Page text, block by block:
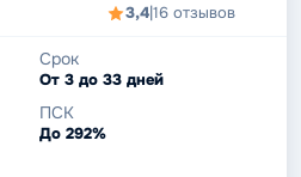
3,4|16 отзывов
Срок
От 3 до 33 дней
ПСК
До 292%